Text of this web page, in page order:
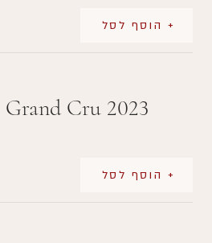
+ הוסף לסל
Cru 2023
+ הוסף לסל